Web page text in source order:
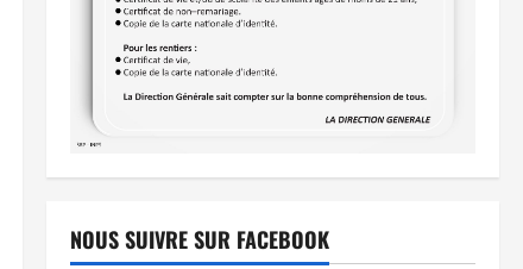
NOUS SUIVRE SUR FACEBOOK